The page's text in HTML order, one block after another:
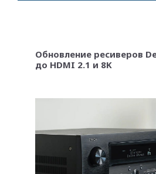
Обновление ресиверов
до HDMI 2.1 и 8K